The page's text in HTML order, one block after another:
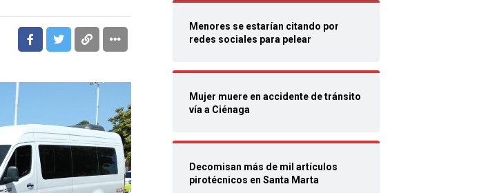
Menores se estarían citando por
redes sociales para pelear
Mujer muere en accidente de tránsito
vía a Ciénaga
Decomisan más de mil artículos
pirotécnicos en Santa Marta